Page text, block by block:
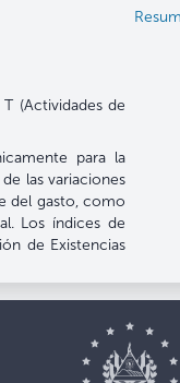
(Actividades de
para la
las variaciones
del gasto, como
Los índices de
de Existencias